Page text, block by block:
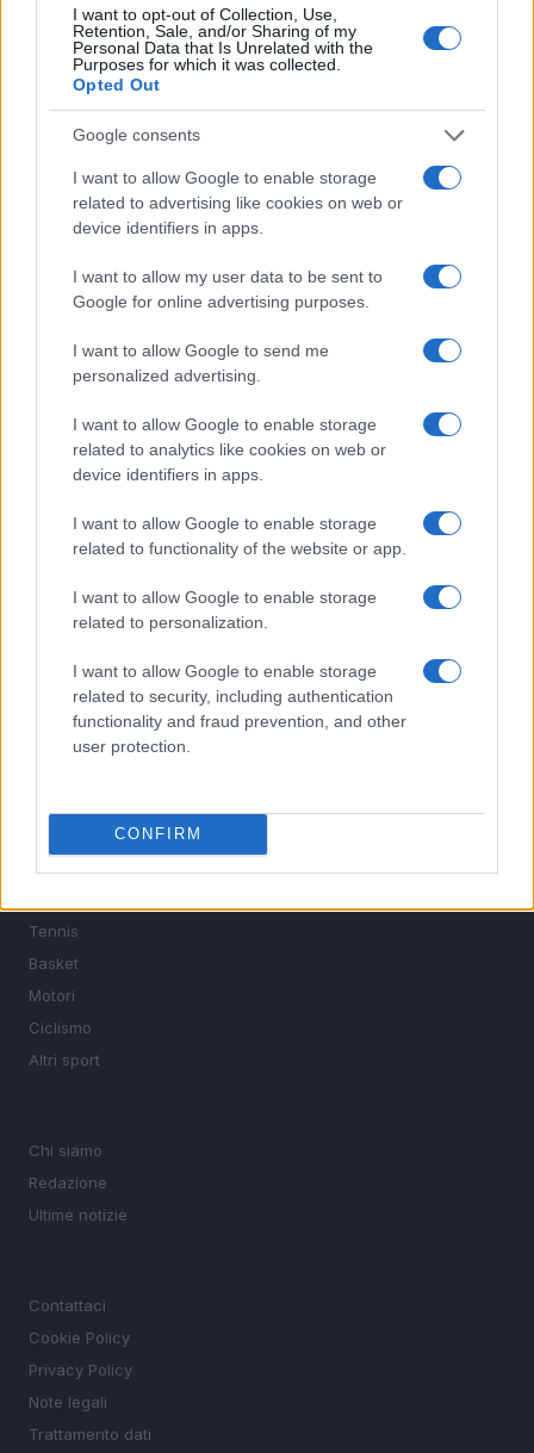
I want to opt-out of Collection, Use,
Retention, Sale, and/or Sharing of my
Personal Data that Is Unrelated with the
Purposes for which it was collected.
Opted Out
Google consents
I want to allow Google to enable storage
related to advertising like cookies on web or
device identifiers in apps.
I want to allow my user data to be sent to
Google for online advertising purposes.
I want to allow Google to send me
personalized advertising.
I want to allow Google to enable storage
related to analytics like cookies on web or
device identifiers in apps.
I want to allow Google to enable storage
related to functionality of the website or app.
I want to allow Google to enable storage
related to personalization.
I want to allow Google to enable storage
related to security, including authentication
functionality and fraud prevention, and other
user protection.
CONFIRM
PIÙ LETTI
Guida per tennisti: come mantenere la performance
sui campi in terra rossa
Chi è Thomas Fabbiano: la carriera del tennista
pugliese
Tennis: maltempo e disagi nei tornei nordamericani,
finali rinviate e proteste
protagonisti italiani
Monte-Carlo
calcio, basket, tennis, ciclismo, motori, Formula 1,
MotoGP e Olimpiadi. Le ultime news dalle competizioni
nazionali e internazionali, gli highlight delle partite, le
interviste ai protagonisti e i risultati in tempo reale di tutte
Tennis
Basket
Motori
Ciclismo
Altri sport
Chi siamo
Redazione
Ultime notizie
Contattaci
Cookie Policy
Privacy Policy
Note legali
Trattamento dati